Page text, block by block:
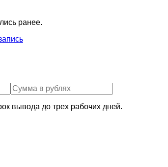
ранее.
вывода до трех рабочих дней.